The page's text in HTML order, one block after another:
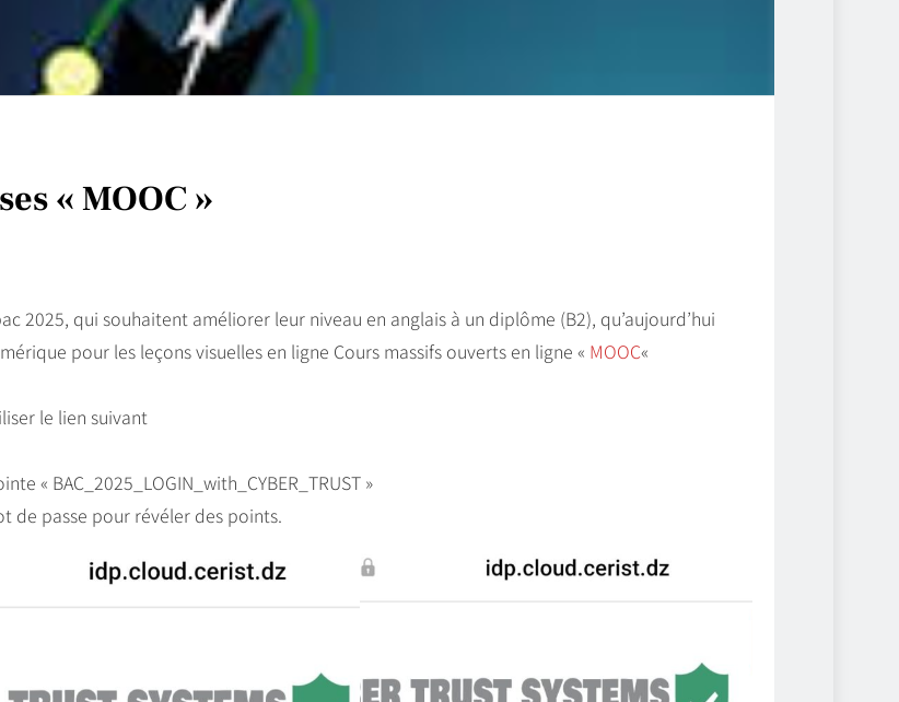
« MOOC »
2025, qui souhaitent améliorer leur niveau en anglais à un diplôme (B2), qu’aujourd’hui
pour les leçons visuelles en ligne Cours massifs ouverts en ligne « MOOC«
le lien suivant
« BAC_2025_LOGIN_with_CYBER_TRUST »
de passe pour révéler des points.